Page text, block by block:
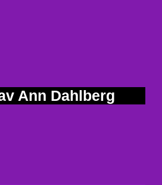
Ann Dahlberg